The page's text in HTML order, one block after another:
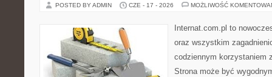
POSTED BY ADMIN CZE - 17 - 2026 MOŻLIWOŚĆ
Internat.com.pl to
oraz wszystkim
codziennym korzystaniem
Strona może być